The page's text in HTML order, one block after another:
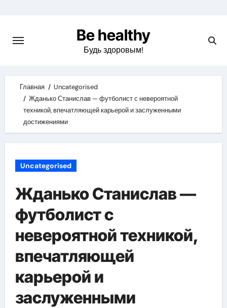
content
Be healthy
Будь здоровым!
Главная
Uncategorised
Жданько Станислав — футболист с невероятной
техникой, впечатляющей карьерой и заслуженными
достижениями
Uncategorised
Жданько Станислав —
футболист с
невероятной техникой,
впечатляющей
карьерой и
заслуженными